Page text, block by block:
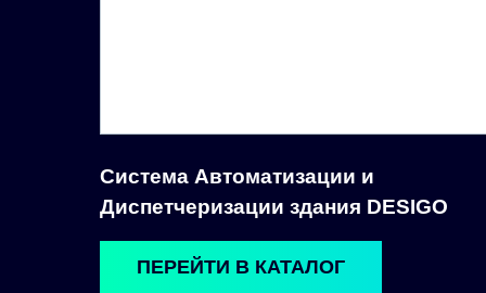
Система Автоматизации и
Диспетчеризации здания DESIGO
ПЕРЕЙТИ В КАТАЛОГ